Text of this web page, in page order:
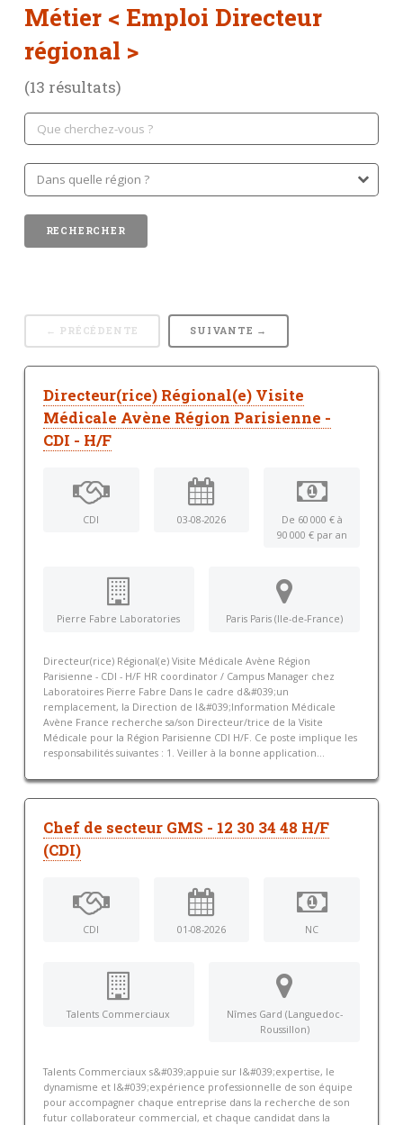
Métier < Emploi Directeur
régional >
(13 résultats)
← PRÉCÉDENTE SUIVANTE →
Directeur(rice) Régional(e) Visite
Médicale Avène Région Parisienne -
CDI - H/F
CDI 03-08-2026
De 60 000 € à
90 000 € par an
Pierre Fabre Laboratories Paris Paris (Ile-de-France)
Directeur(rice) Régional(e) Visite Médicale Avène Région
Parisienne - CDI - H/F HR coordinator / Campus Manager chez
Laboratoires Pierre Fabre Dans le cadre d&#039;un
remplacement, la Direction de l&#039;Information Médicale
Avène France recherche sa/son Directeur/trice de la Visite
Médicale pour la Région Parisienne CDI H/F. Ce poste implique les
responsabilités suivantes : 1. Veiller à la bonne application...
Chef de secteur GMS - 12 30 34 48 H/F
(CDI)
CDI 01-08-2026 NC
Talents Commerciaux
Nîmes Gard (Languedoc-
Roussillon)
Talents Commerciaux s&#039;appuie sur l&#039;expertise, le
dynamisme et l&#039;expérience professionnelle de son équipe
pour accompagner chaque entreprise dans la recherche de son
futur collaborateur commercial, et chaque candidat dans la